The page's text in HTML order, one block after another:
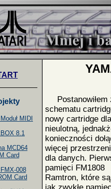
MIDI
8.1
MCD64
Card
008
Card
Postanowiłem
schematu
nowy cartridge
nieulotną,
konieczności
więcej przestrzeni
dla danych.
pamięci FM1808
Ramtron, które